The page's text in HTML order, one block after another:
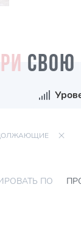
СВОЮ
ПО